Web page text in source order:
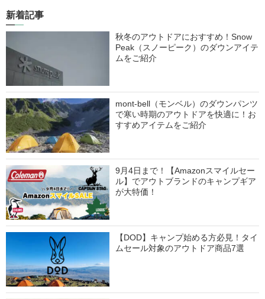
新着記事
秋冬のアウトドアにおすすめ！Snow
Peak（スノーピーク）のダウンアイテ
ムをご紹介
mont-bell（モンベル）のダウンパンツ
で寒い時期のアウトドアを快適に！お
すすめアイテムをご紹介
9月4日まで！【Amazonスマイルセー
ル】でアウトブランドのキャンプギア
が大特価！
【DOD】キャンプ始める方必見！タイ
ムセール対象のアウトドア商品7選